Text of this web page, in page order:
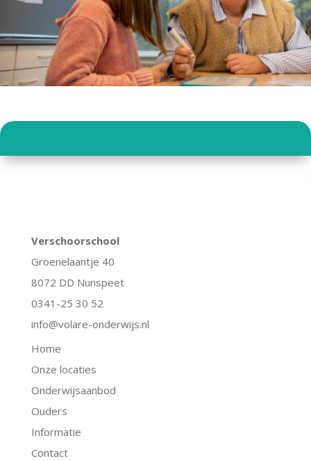
Verschoorschool
Groenelaantje 40
8072 DD Nunspeet
0341-25 30 52
info@volare-onderwijs.nl
Home
Onze locaties
Onderwijsaanbod
Ouders
Informatie
Contact